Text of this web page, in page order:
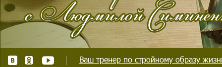
Ваш тренер по стройному образу